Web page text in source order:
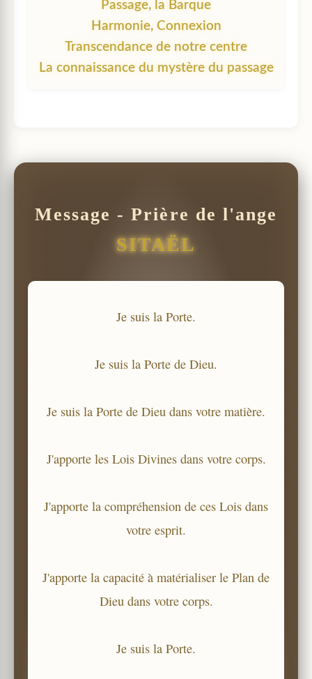
Passage, la Barque
Harmonie, Connexion
Transcendance de notre centre
La connaissance du mystère du passage
Message - Prière de l'ange
SITAËL
Je suis la Porte.
Je suis la Porte de Dieu.
Je suis la Porte de Dieu dans votre matière.
J'apporte les Lois Divines dans votre corps.
J'apporte la compréhension de ces Lois dans
votre esprit.
J'apporte la capacité à matérialiser le Plan de
Dieu dans votre corps.
Je suis la Porte.